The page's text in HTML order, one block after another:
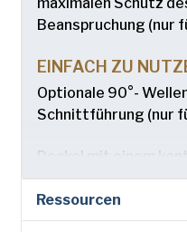
Beanspruchung (nur
EINFACH ZU
Optionale 90°-
Schnittführung (nur
Deckel mit einem
halten den Deckel
dienen als Griffe,
werden (nur für
Ressourcen